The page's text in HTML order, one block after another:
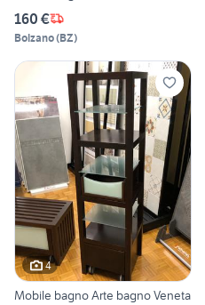
160 €
Bolzano(BZ)
4
Mobile bagno Arte bagno Veneta